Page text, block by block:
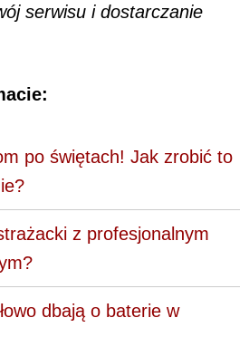
serwisu i dostarczanie
po świętach! Jak zrobić to
z profesjonalnym
dbają o baterie w